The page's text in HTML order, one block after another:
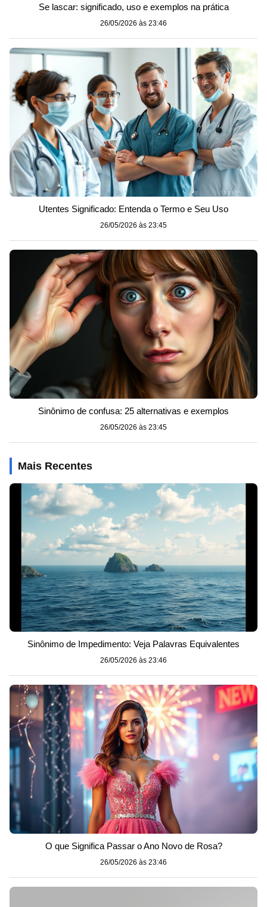
Se lascar: significado, uso e exemplos na prática
26/05/2026 às 23:46
Utentes Significado: Entenda o Termo e Seu Uso
26/05/2026 às 23:45
Sinônimo de confusa: 25 alternativas e exemplos
26/05/2026 às 23:45
Mais Recentes
Sinônimo de Impedimento: Veja Palavras Equivalentes
26/05/2026 às 23:46
O que Significa Passar o Ano Novo de Rosa?
26/05/2026 às 23:46